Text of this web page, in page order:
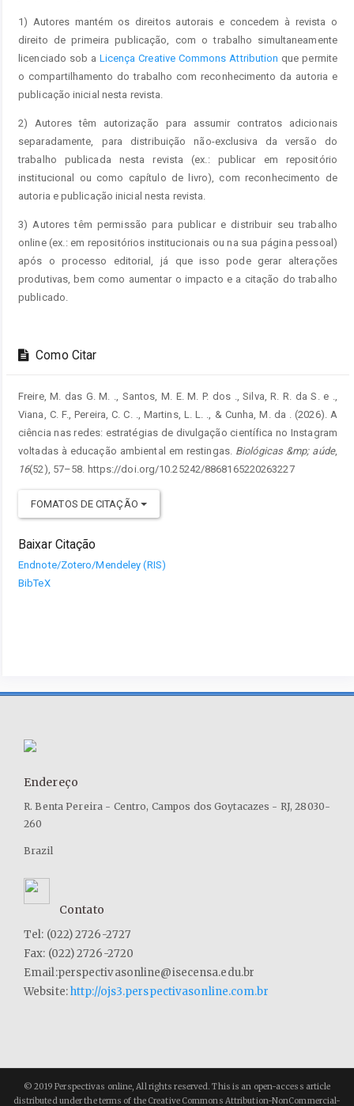
1) Autores mantém os direitos autorais e concedem à revista o
direito de primeira publicação, com o trabalho simultaneamente
licenciado sob a Licença Creative Commons Attribution que permite
o compartilhamento do trabalho com reconhecimento da autoria e
publicação inicial nesta revista.
2) Autores têm autorização para assumir contratos adicionais
separadamente, para distribuição não-exclusiva da versão do
trabalho publicada nesta revista (ex.: publicar em repositório
institucional ou como capítulo de livro), com reconhecimento de
autoria e publicação inicial nesta revista.
3) Autores têm permissão para publicar e distribuir seu trabalho
online (ex.: em repositórios institucionais ou na sua página pessoal)
após o processo editorial, já que isso pode gerar alterações
produtivas, bem como aumentar o impacto e a citação do trabalho
publicado.
Como Citar
Freire, M. das G. M. ., Santos, M. E. M. P. dos ., Silva, R. R. da S. e .,
Viana, C. F., Pereira, C. C. ., Martins, L. L. ., & Cunha, M. da . (2026). A
ciência nas redes: estratégias de divulgação científica no Instagram
voltadas à educação ambiental em restingas. Biológicas &mp; aúde,
16(52), 57–58. https://doi.org/10.25242/8868165220263227
FOMATOS DE CITAÇÃO
Baixar Citação
Endnote/Zotero/Mendeley (RIS)
BibTeX
Endereço
R. Benta Pereira - Centro, Campos dos Goytacazes - RJ, 28030-
260
Brazil
Contato
Tel: (022) 2726-2727
Fax: (022) 2726-2720
Email:perspectivasonline@isecensa.edu.br
Website:http://ojs3.perspectivasonline.com.br
© 2019 Perspectivas online, All rights reserved. This is an open-access article
distributed under the terms of the Creative Commons Attribution-NonCommercial-